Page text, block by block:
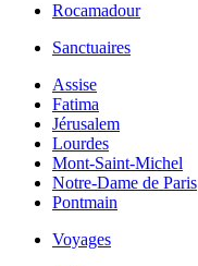
Rocamadour
Sanctuaires
Assise
Fatima
Jérusalem
Lourdes
Mont-Saint-Michel
Notre-Dame de Paris
Pontmain
Voyages